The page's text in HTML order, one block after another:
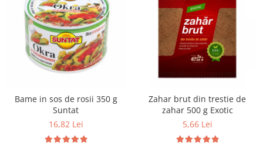
Bame in sos de rosii 350 g
Suntat
16,82 Lei
Zahar brut din trestie de
zahar 500 g Exotic
5,66 Lei